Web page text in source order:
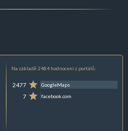
Na základě 2484 hodnocení z portálů:
2477 GoogleMaps
7 facebook.com